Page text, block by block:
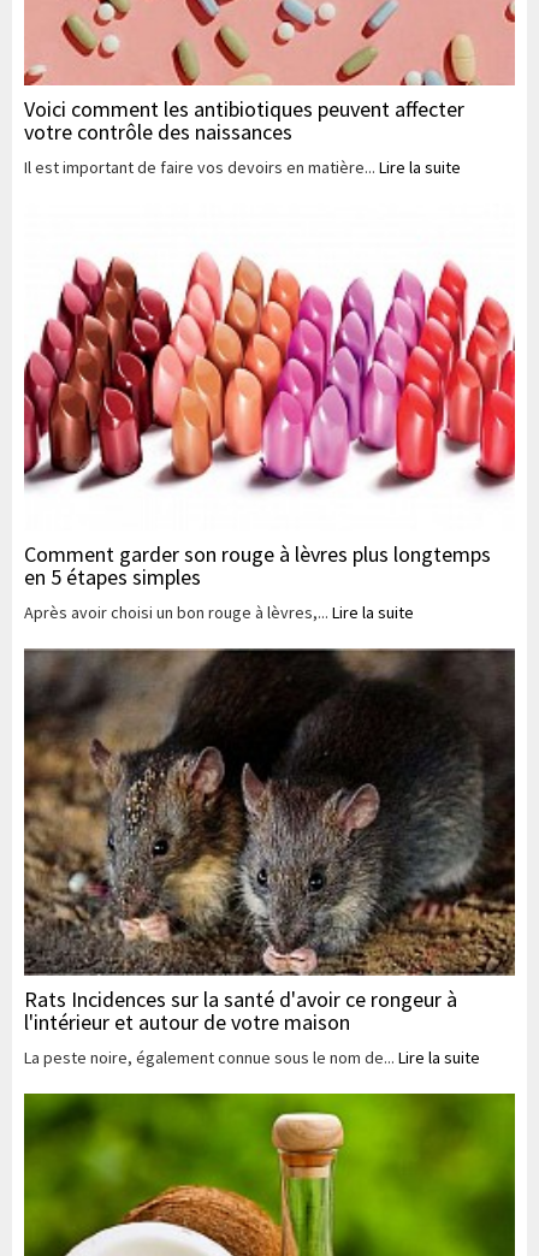
Voici comment les antibiotiques peuvent affecter
votre contrôle des naissances
Il est important de faire vos devoirs en matière... Lire la suite
Comment garder son rouge à lèvres plus longtemps
en 5 étapes simples
Après avoir choisi un bon rouge à lèvres,... Lire la suite
Rats Incidences sur la santé d'avoir ce rongeur à
l'intérieur et autour de votre maison
La peste noire, également connue sous le nom de... Lire la suite